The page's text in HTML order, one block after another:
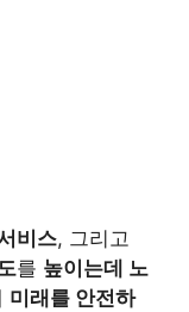
비스, 그리고
를 높이는데 노
미래를 안전하